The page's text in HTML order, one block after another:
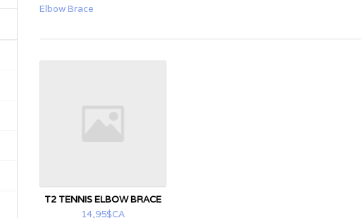
Elbow Brace
T2 TENNIS ELBOW BRACE
14,95$CA